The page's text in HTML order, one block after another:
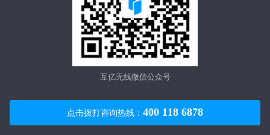
互亿无线微信公众号
点击拨打咨询热线： 400 118 6878